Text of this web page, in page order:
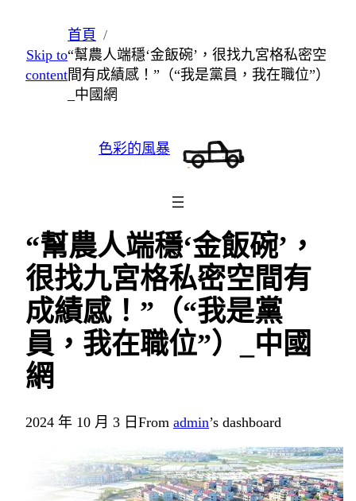
至
主
Skip to
content
首頁
“幫農人端穩‘金飯碗’，很找九宮格私密空
間有成績感！”（“我是黨員，我在職位”）
_中國網
色彩的風暴
“幫農人端穩‘金飯碗’，
很找九宮格私密空間有
成績感！”（“我是黨
員，我在職位”）_中國
網
2024 年 10 月 3 日 From admin’s dashboard